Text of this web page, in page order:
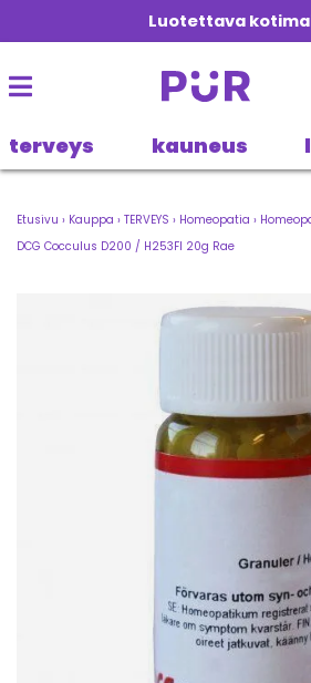
Luotettava
terveys kauneus
Etusivu › Kauppa › TERVEYS › Homeopatia ›
DCG Cocculus D200 / H253FI 20g Rae